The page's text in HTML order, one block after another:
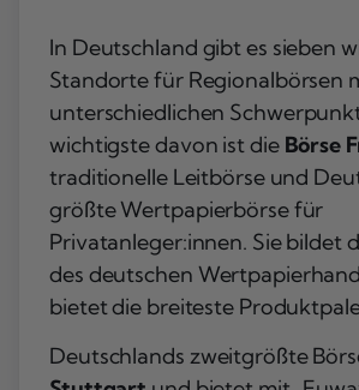
In Deutschland gibt es sieben
Standorte für Regionalbörsen
unterschiedlichen
wichtigste davon ist die Börse
traditionelle Leitbörse und
größte Wertpapierbörse für
Privatanleger:innen. Sie bildet
des deutschen
bietet die breiteste
Deutschlands zweitgrößte